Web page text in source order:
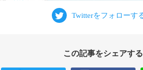
この記事をシェアする